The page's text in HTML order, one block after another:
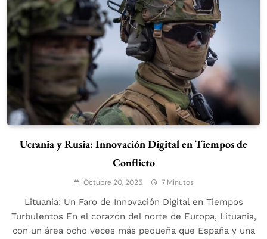
Ucrania y Rusia: Innovación Digital en Tiempos de
Conflicto
Octubre 20, 2025 7 Minutos
Lituania: Un Faro de Innovación Digital en Tiempos
Turbulentos En el corazón del norte de Europa, Lituania,
con un área ocho veces más pequeña que España y una